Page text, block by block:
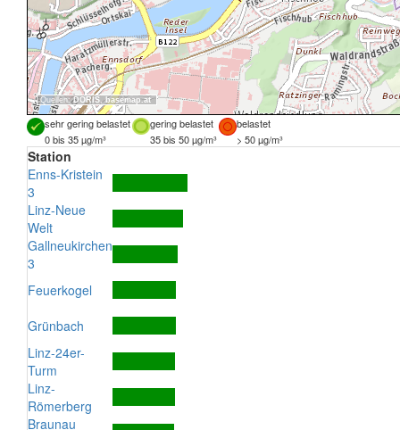
Quellen:DORIS, basemap.at
sehr gering belastet gering belastet
belastet
0 bis 35 µg/m³
35 bis 50 µg/m³ > 50 µg/m³
Station
Enns-Kristein
3
Linz-Neue
Welt
Gallneukirchen
3
Feuerkogel
Grünbach
Linz-24er-
Turm
Linz-
Römerberg
Braunau